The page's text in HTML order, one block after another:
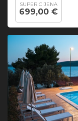
SUPER CIJENA
699,00 €